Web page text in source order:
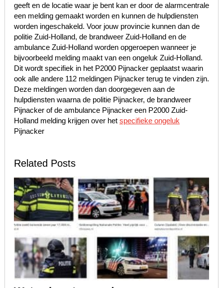
geeft en de locatie waar je bent kan er door de alarmcentrale
een melding gemaakt worden en kunnen de hulpdiensten
worden ingeschakeld. Voor jouw provincie kunnen dan de
politie Zuid-Holland, de brandweer Zuid-Holland en de
ambulance Zuid-Holland worden opgeroepen wanneer je
bijvoorbeeld melding maakt van een ongeluk Zuid-Holland.
Dit wordt specifiek in het P2000 Pijnacker geplaatst waarin
ook alle andere 112 meldingen Pijnacker terug te vinden zijn.
Deze meldingen worden dan doorgegeven aan de
hulpdiensten waarna de politie Pijnacker, de brandweer
Pijnacker of de ambulance Pijnacker een P2000 Zuid-
Holland melding krijgen over het specifieke ongeluk
Pijnacker
Related Posts